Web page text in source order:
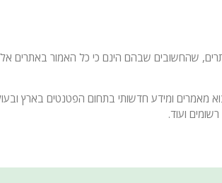
שהחשובים שבהם הינם כי כל האמור באתרים אלה
מאמרים ומידע חדשותי בתחום הפטנטים בארץ
ועוד.